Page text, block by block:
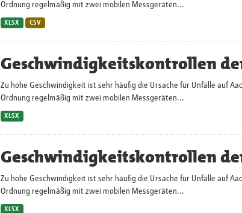
Ordnung regelmäßig mit zwei mobilen Messgeräten...
XLSX CSV
Geschwindigkeitskontrollen
Zu hohe Geschwindigkeit ist sehr häufig die Ursache für Unfälle auf
Ordnung regelmäßig mit zwei mobilen Messgeräten...
XLSX
Geschwindigkeitskontrollen
Zu hohe Geschwindigkeit ist sehr häufig die Ursache für Unfälle auf
Ordnung regelmäßig mit zwei mobilen Messgeräten...
XLSX